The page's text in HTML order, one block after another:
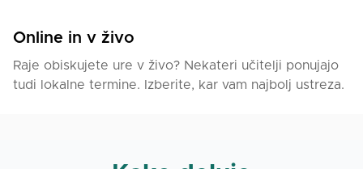
Online in v živo
Raje obiskujete ure v živo? Nekateri učitelji ponujajo
tudi lokalne termine. Izberite, kar vam najbolj ustreza.